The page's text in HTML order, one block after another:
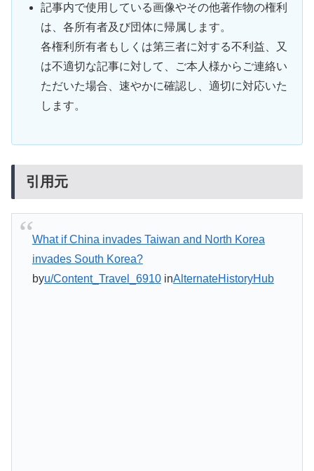
記事内で使用している画像やその他著作物の権利
は、各所有者及び団体に帰属します。
各権利所有者もしくは第三者に対する不利益、又
は不適切な記事に対して、ご本人様からご連絡い
ただいた場合、速やかに確認し、適切に対応いた
します。
引用元
What if China invades Taiwan and North Korea
invades South Korea?
byu/Content_Travel_6910inAlternateHistoryHub